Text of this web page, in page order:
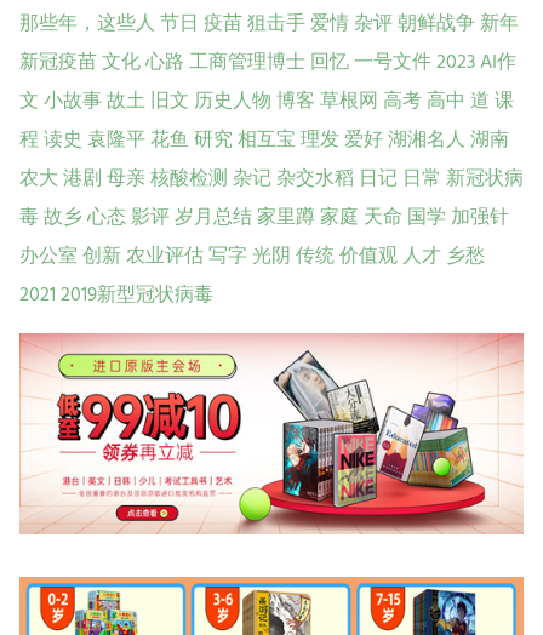
那些年，这些人节日 疫苗狙击手爱情杂评朝鲜战争新年
新冠疫苗文化心路工商管理博士回忆一号文件2023AI作
文小故事故土旧文 历史人物博客草根网高考高中 道课
程读史袁隆平花鱼研究相互宝理发爱好湖湘名人湖南
农大港剧母亲核酸检测杂记杂交水稻 日记 日常 新冠状病
毒故乡心态影评岁月总结家里蹲家庭 天命 国学 加强针
办公室创新农业评估写字光阴传统价值观人才乡愁
20212019新型冠状病毒